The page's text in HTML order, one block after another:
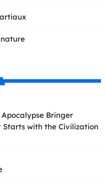
nature
Apocalypse Bringer
Starts with the Civilization